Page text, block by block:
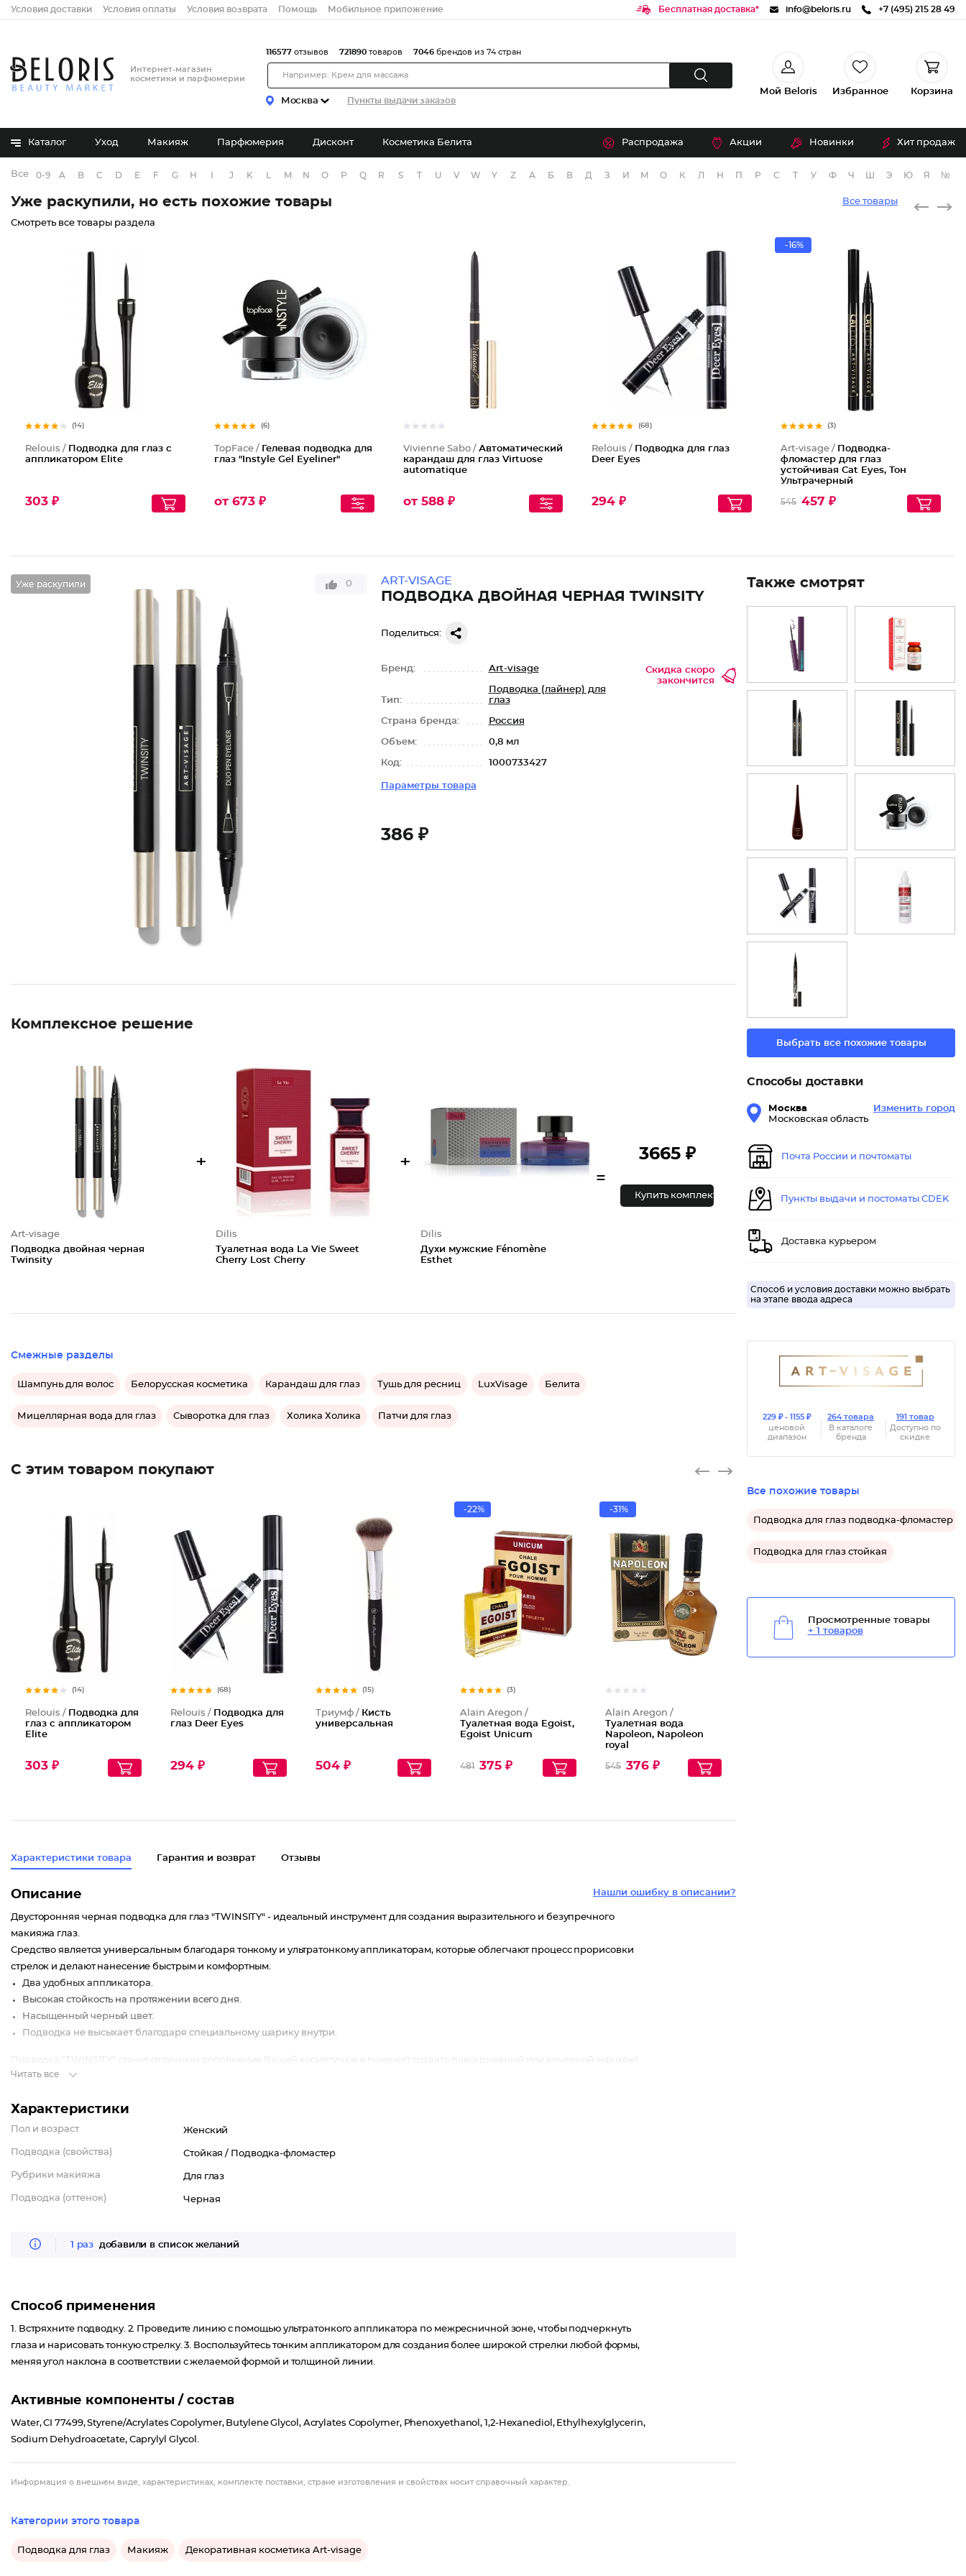
Условия доставки Условия оплаты Условия возврата Помощь Мобильное приложение Бесплатная доставка* info@beloris.ru +7 (495) 215 28 49
Интернет-магазин
косметики и парфюмерии
Москва Пункты выдачи заказов
116577 отзывов 721890 товаров 7046 брендов из 74 стран
Мой Beloris Избранное Корзина
Каталог Уход Макияж Парфюмерия Дисконт Косметика Белита Распродажа Акции Новинки Хит продаж
Все бренды
0-9 A B C D E F G H J K M N O P Q R S T U V W Y Z А Б В Д З И М О К Л Н П Р С Т У Ф Ч Э Ю Я №
Уже раскупили, но есть похожие товары Все товары
Смотреть все товары раздела
(14)
Relouis / Подводка для глаз с
аппликатором Elite
303 ₽
(6)
TopFace / Гелевая подводка для
глаз "Instyle Gel Eyeliner"
от 673 ₽
Vivienne Sabo / Автоматический
карандаш для глаз Virtuose
automatique
от 588 ₽
(68)
Relouis / Подводка для глаз
Deer Eyes
294 ₽
-16%
(3)
Art-visage / Подводка-
фломастер для глаз
устойчивая Cat Eyes, Тон
Ультрачерный
545 457 ₽
Уже раскупили 0 ART-VISAGE
ПОДВОДКА ДВОЙНАЯ ЧЕРНАЯ TWINSITY
Поделиться:
Бренд: Art-visage
Тип:
Подводка (лайнер) для
глаз
Страна бренда: Россия
Объем: 0,8 мл
Код: 1000733427
Скидка скоро
закончится
Параметры товара
386 ₽
Комплексное решение
Art-visage
Подводка двойная черная
Twinsity
+
Dilis
Туалетная вода La Vie Sweet
Cherry Lost Cherry
+
Dilis
Духи мужские Fénomène
Esthet
=
3665 ₽
Купить комплект
Смежные разделы
Шампунь для волос Белорусская косметика Карандаш для глаз Тушь для ресниц LuxVisage Белита
Мицеллярная вода для глаз Сыворотка для глаз Холика Холика Патчи для глаз
С этим товаром покупают
(14)
Relouis / Подводка для
глаз с аппликатором
Elite
303 ₽
(68)
Relouis / Подводка для
глаз Deer Eyes
294 ₽
(15)
Триумф / Кисть
универсальная
504 ₽
-22%
Туалетн
(3)
Alain Aregon /
Туалетная вода Egoist,
Egoist Unicum
481 375 ₽
-31%
Туалетн
Alain Aregon /
Туалетная вода
Napoleon, Napoleon
royal
545 376 ₽
Характеристики товара Гарантия и возврат Отзывы
Нашли ошибку в описании?
Описание
Двусторонняя черная подводка для глаз "TWINSITY" - идеальный инструмент для создания выразительного и безупречного
макияжа глаз.
Средство является универсальным благодаря тонкому и ультратонкому аппликаторам, которые облегчают процесс прорисовки
стрелок и делают нанесение быстрым и комфортным.
Два удобных аппликатора.
Высокая стойкость на протяжении всего дня.
Насыщенный черный цвет.
Подводка не высыхает благодаря специальному шарику внутри.
Подводка "TWINSITY" станет отличным дополнение Вашей косметички и поможет создать повседневный или вечерний макияж!
Читать все
Характеристики
Пол и возраст Женский
Подводка (свойства) Стойкая / Подводка-фломастер
Рубрики макияжа Для глаз
Подводка (оттенок) Черная
1 раз добавили в список желаний
Способ применения
1. Встряхните подводку. 2. Проведите линию с помощью ультратонкого аппликатора по межресничной зоне, чтобы подчеркнуть
глаза и нарисовать тонкую стрелку. 3. Воспользуйтесь тонким аппликатором для создания более широкой стрелки любой формы,
меняя угол наклона в соответствии с желаемой формой и толщиной линии.
Активные компоненты / состав
Water, CI 77499, Styrene/Acrylates Copolymer, Butylene Glycol, Acrylates Copolymer, Phenoxyethanol, 1,2-Hexanediol, Ethylhexylglycerin,
Sodium Dehydroacetate, Caprylyl Glycol.
Информация о внешнем виде, характеристиках, комплекте поставки, стране изготовления и свойствах носит справочный характер.
Также смотрят
Выбрать все похожие товары
Способы доставки
Москва
Московская область
Изменить город
Почта России и почтоматы
Пункты выдачи и постоматы CDEK
Доставка курьером
Способ и условия доставки можно выбрать
на этапе ввода адреса
229 ₽ - 1155 ₽
ценовой
диапазон
264 товара
В каталоге
бренда
191 товар
Доступно по
скидке
Все похожие товары
Подводка для глаз подводка-фломастер
Подводка для глаз стойкая
Просмотренные товары
+ 1 товаров
Категории этого товара
Подводка для глаз Макияж Декоративная косметика Art-visage